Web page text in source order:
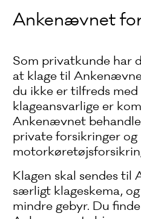
Ankenævnet
Som privatkunde har
at klage til
du ikke er tilfreds med
klageansvarlige er
Ankenævnet
private forsikringer og
Klagen skal sendes
særligt klageskema,
mindre gebyr. Du